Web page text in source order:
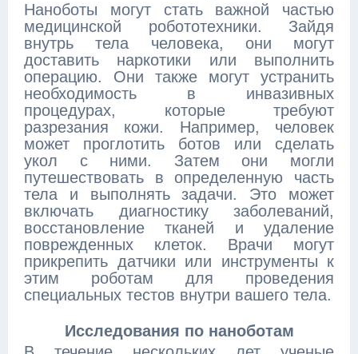
Наноботы могут стать важной частью
медицинской робототехники. Зайдя
внутрь тела человека, они могут
доставить наркотики или выполнить
операцию. Они также могут устранить
необходимость в инвазивных
процедурах, которые требуют
разрезания кожи. Например, человек
может проглотить ботов или сделать
укол с ними. Затем они могли
путешествовать в определенную часть
тела и выполнять задачи. Это может
включать диагностику заболеваний,
восстановление тканей и удаление
поврежденных клеток. Врачи могут
прикрепить датчики или инструменты к
этим роботам для проведения
специальных тестов внутри вашего тела.
Исследования по наноботам